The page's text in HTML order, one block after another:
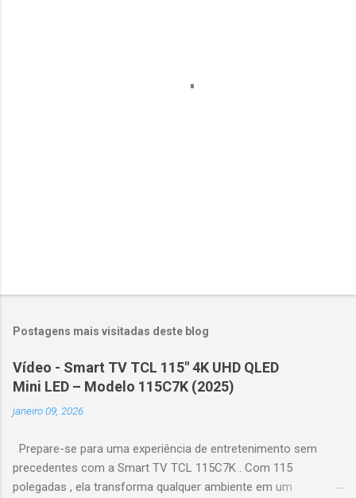
Postagens mais visitadas deste blog
Vídeo - Smart TV TCL 115" 4K UHD QLED
Mini LED – Modelo 115C7K (2025)
janeiro 09, 2026
Prepare-se para uma experiência de entretenimento sem
precedentes com a Smart TV TCL 115C7K . Com 115
polegadas , ela transforma qualquer ambiente em um